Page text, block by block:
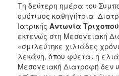
Τη δεύτερη ημέρα του
ομότιμος καθηγήτρια
Ιατρικής Αντωνία
εκτενώς στη Μεσογειακή
«σμιλεύτηκε χιλιάδες
λεκάνη, όπου φύεται η
Μεσογειακή Διατροφή δεν